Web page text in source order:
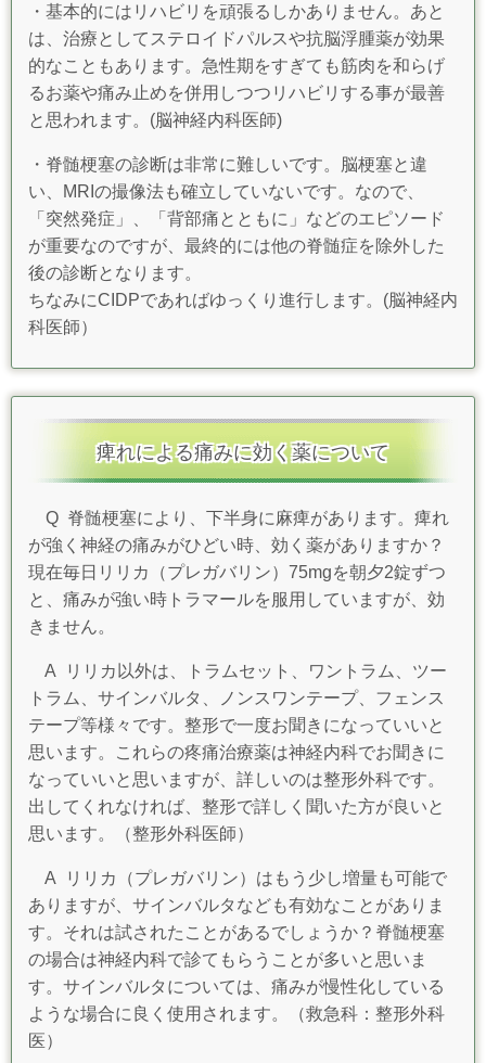
・基本的にはリハビリを頑張るしかありません。 あと
は、治療としてステロイドパルスや抗脳浮腫薬が効果
的なこともあります。 急性期をすぎても筋肉を和らげ
るお薬や痛み止めを併用しつつリハビリする事が最善
と思われます。(脳神経内科医師)
・脊髄梗塞の診断は非常に難しいです。
脳梗塞と違
い、MRIの撮像法も確立していないです。 なので、
「突然発症」、「背部痛とともに」などのエピソード
が重要なのですが、最終的には他の脊髄症を除外した
後の診断となります。
ちなみにCIDPであればゆっくり進行します。(脳神経内
科医師）
痺れによる痛みに効く薬について
Q 脊髄梗塞により、下半身に麻痺があります。痺れ
が強く神経の痛みがひどい時、効く薬がありますか？
現在毎日リリカ（プレガバリン）75mgを朝夕2錠ずつ
と、痛みが強い時トラマールを服用していますが、効
きません。
A
リリカ以外は、トラムセット、ワントラム、ツー
トラム、サインバルタ、ノンスワンテープ、フェンス
テープ等様々です。整形で一度お聞きになっていいと
思います。これらの疼痛治療薬は神経内科でお聞きに
なっていいと思いますが、詳しいのは整形外科です。
出してくれなければ、整形で詳しく聞いた方が良いと
思います。
（整形外科医師）
A リリカ（プレガバリン）はもう少し増量も可能で
ありますが、サインバルタなども有効なことがありま
す。それは試されたことがあるでしょうか？脊髄梗塞
の場合は神経内科で診てもらうことが多いと思いま
す。サインバルタについては、痛みが慢性化している
ような場合に良く使用されます。（救急科：整形外科
医）